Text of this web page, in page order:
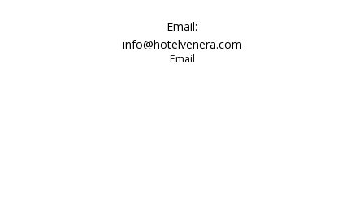
Email:
info@hotelvenera.com
Email